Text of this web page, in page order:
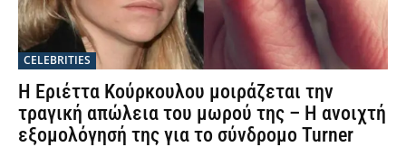
CELEBRITIES
Η Εριέττα Κούρκουλου μοιράζεται την
τραγική απώλεια του μωρού της – Η ανοιχτή
εξομολόγησή της για το σύνδρομο Turner